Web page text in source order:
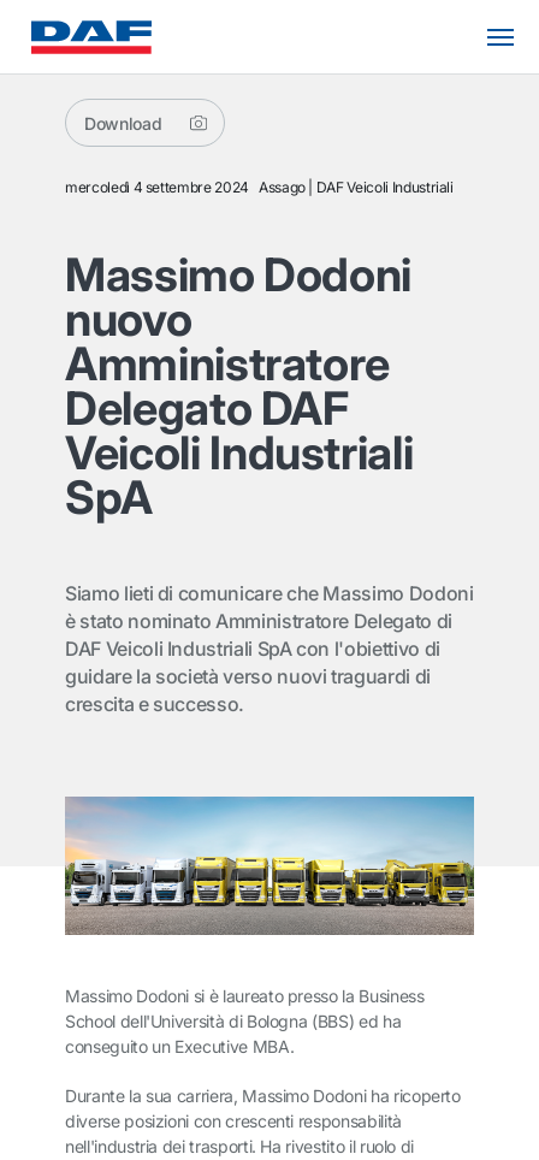
Download
mercoledì 4 settembre 2024 Assago DAF Veicoli Industriali
Massimo Dodoni
nuovo
Amministratore
Delegato DAF
Veicoli Industriali
SpA
Siamo lieti di comunicare che Massimo Dodoni
è stato nominato Amministratore Delegato di
DAF Veicoli Industriali SpA con l'obiettivo di
guidare la società verso nuovi traguardi di
crescita e successo.
Massimo Dodoni si è laureato presso la Business
School dell'Università di Bologna (BBS) ed ha
conseguito un Executive MBA.
Durante la sua carriera, Massimo Dodoni ha ricoperto
diverse posizioni con crescenti responsabilità
nell'industria dei trasporti. Ha rivestito il ruolo di